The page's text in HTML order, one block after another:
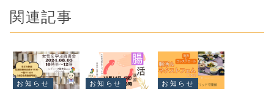
関連記事
お知らせ お知らせ お知らせ